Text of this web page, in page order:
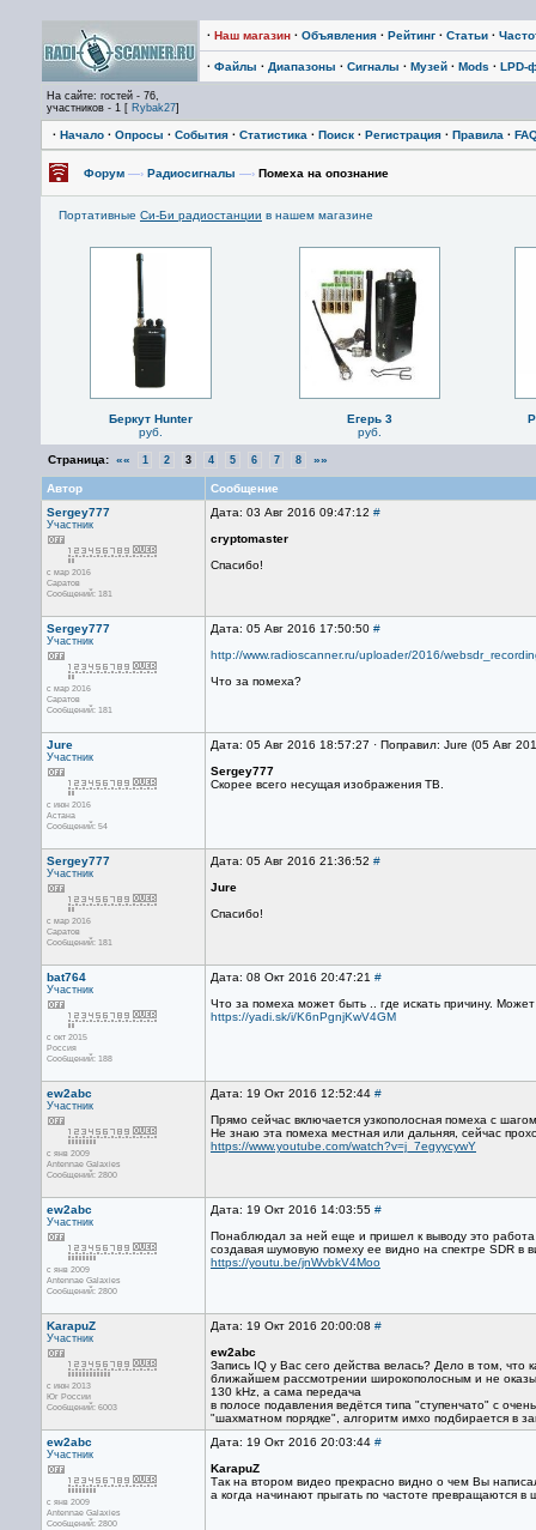
· Наш магазин · Объявления · Рейтинг · Статьи ·
· Файлы · Диапазоны · Сигналы · Музей · Mods · LPD-
На сайте: гостей - 76,
участников - 1 [ Rybak27]
· Начало · Опросы · События · Статистика · Поиск · Регистрация · Правила ·
Форум —› Радиосигналы —› Помеха на опознание
Портативные Си-Би радиостанции в нашем магазине
Беркут Hunter
руб.
Егерь 3
руб.
Страница: «« 1 2 3 4 5 6 7 8 »»
Автор
Сообщение
Sergey777
Участник
с мар 2016
Саратов
Сообщений: 181
Дата: 03 Авг 2016 09:47:12 #
cryptomaster
Спасибо!
Sergey777
Участник
с мар 2016
Саратов
Сообщений: 181
Дата: 05 Авг 2016 17:50:50 #
http://www.radioscanner.ru/uploader/2016/
Что за помеха?
Jure
Участник
с июн 2016
Астана
Сообщений: 54
Дата: 05 Авг 2016 18:57:27 · Поправил: Jure (05 Авг
Sergey777
Скорее всего несущая изображения ТВ.
Sergey777
Участник
с мар 2016
Саратов
Сообщений: 181
Дата: 05 Авг 2016 21:36:52 #
Jure
Спасибо!
bat764
Участник
с окт 2015
Россия
Сообщений: 188
Дата: 08 Окт 2016 20:47:21 #
Что за помеха может быть .. где искать причину.
https://yadi.sk/i/K6nPgnjKwV4GM
ew2abc
Участник
с янв 2009
Antennae Galaxies
Сообщений: 2800
Дата: 19 Окт 2016 12:52:44 #
Прямо сейчас включается узкополосная помеха с
Не знаю эта помеха местная или дальняя, сейчас
https://www.youtube.com/watch?v=j_7egyycywY
ew2abc
Участник
с янв 2009
Antennae Galaxies
Сообщений: 2800
Дата: 19 Окт 2016 14:03:55 #
Понаблюдал за ней еще и пришел к выводу это
создавая шумовую помеху ее видно на спектре SDR в
https://youtu.be/jnWvbkV4Moo
KarapuZ
Участник
с июн 2013
Юг России
Сообщений: 6003
Дата: 19 Окт 2016 20:00:08 #
ew2abc
Запись IQ у Вас сего действа велась? Дело в том, что
ближайшем рассмотрении широкополосным и не
130 kHz, а сама передача
в полосе подавления ведётся типа "ступенчато" с
"шахматном порядке", алгоритм имхо подбирается в
ew2abc
Участник
с янв 2009
Antennae Galaxies
Сообщений: 2800
Дата: 19 Окт 2016 20:03:44 #
KarapuZ
Так на втором видео прекрасно видно о чем Вы
а когда начинают прыгать по частоте превращаются в